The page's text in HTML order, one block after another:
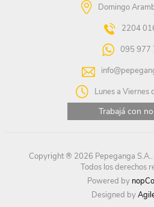
Domingo
2204
095 977
Lunes a Viernes
Trabajá con
Copyright ® 2026 Pepeganga
Todos los derechos
Powered by
Designed by